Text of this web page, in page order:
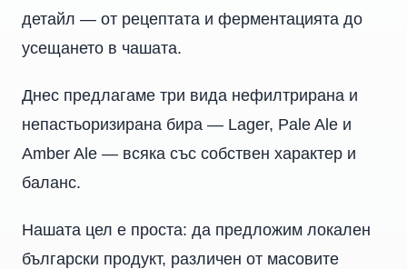
детайл — от рецептата и ферментацията до
усещането в чашата.
Днес предлагаме три вида нефилтрирана и
непастьоризирана бира — Lager, Pale Ale и
Amber Ale — всяка със собствен характер и
баланс.
Нашата цел е проста: да предложим локален
български продукт, различен от масовите